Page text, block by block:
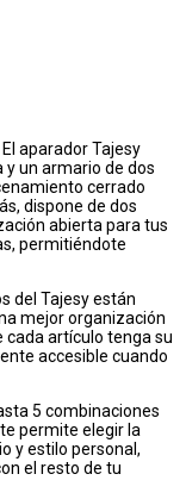
El aparador Tajesy
un armario de dos
cerrado
dispone de dos
abierta para tus
permitiéndote
del Tajesy están
mejor organización
cada artículo tenga su
accesible cuando
5 combinaciones
permite elegir la
y estilo personal,
el resto de tu